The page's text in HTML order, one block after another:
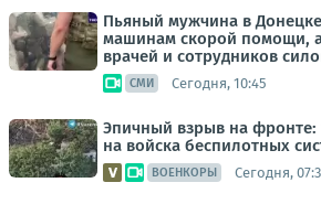
Пьяный мужчина в
машинам скорой помощи,
врачей и сотрудников
СМИ Сегодня, 10:45
Эпичный взрыв на фронте:
на войска беспилотных
ВОЕНКОРЫ Сегодня,